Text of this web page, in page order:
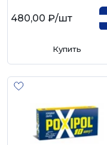
480,00 ₽/шт
Купить